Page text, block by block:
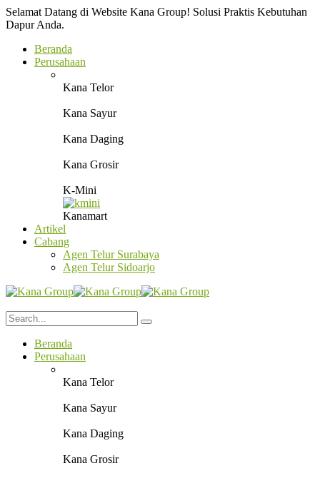
Selamat Datang di Website Kana Group! Solusi Praktis Kebutuhan
Dapur Anda.
Beranda
Perusahaan
Kana Telor
Kana Sayur
Kana Daging
Kana Grosir
K-Mini
Kanamart
Artikel
Cabang
Agen Telur Surabaya
Agen Telur Sidoarjo
Beranda
Perusahaan
Kana Telor
Kana Sayur
Kana Daging
Kana Grosir